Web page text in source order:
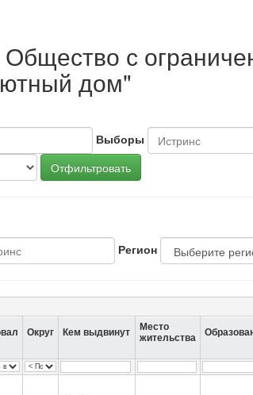
с
дом"
Выборы
Отфильтровать
Регион
Округ Кем выдвинут
Место
жительства